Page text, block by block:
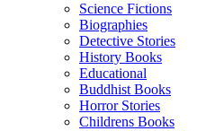
Science Fictions
Biographies
Detective Stories
History Books
Educational
Buddhist Books
Horror Stories
Childrens Books